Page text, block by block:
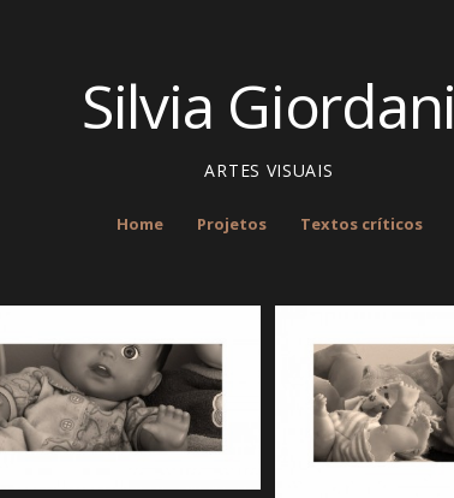
Silvia Giordani
ARTES VISUAIS
Home Projetos Textos críticos